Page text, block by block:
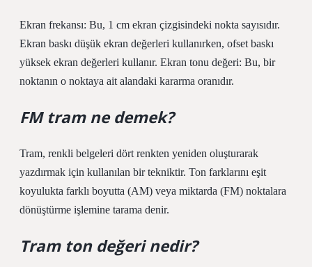
Ekran frekansı: Bu, 1 cm ekran çizgisindeki nokta sayısıdır.
Ekran baskı düşük ekran değerleri kullanırken, ofset baskı
yüksek ekran değerleri kullanır. Ekran tonu değeri: Bu, bir
noktanın o noktaya ait alandaki kararma oranıdır.
FM tram ne demek?
Tram, renkli belgeleri dört renkten yeniden oluşturarak
yazdırmak için kullanılan bir tekniktir. Ton farklarını eşit
koyulukta farklı boyutta (AM) veya miktarda (FM) noktalara
dönüştürme işlemine tarama denir.
Tram ton değeri nedir?